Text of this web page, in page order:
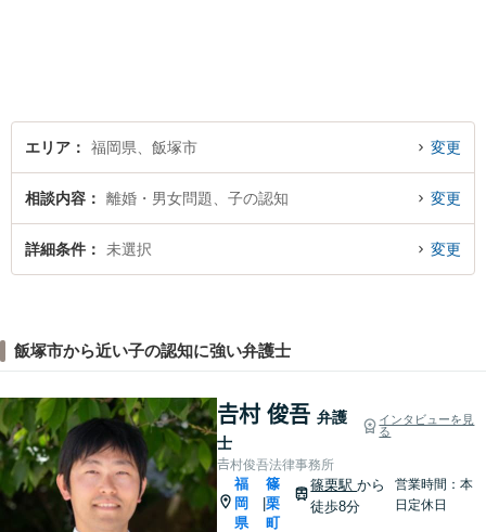
エリア 福岡県、飯塚市 変更
相談内容 離婚・男女問題、子の認知 変更
詳細条件 未選択 変更
飯塚市から近い子の認知に強い弁護士
𠮷村 俊吾 弁護
士
インタビューを見
る
𠮷村俊吾法律事務所
福
岡
県
篠
栗
町
篠栗駅から
徒歩8分
営業時間：本
日定休日